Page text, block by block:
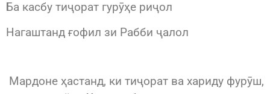
Ба касбу тиҷорат гурӯҳе риҷол
Нагаштанд ғофил зи Рабби ҷалол
Мардоне ҳастанд, ки тиҷорат ва хариду фурӯш,